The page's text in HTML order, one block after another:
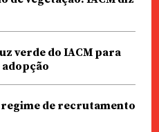
verde do IACM para
de recrutamento